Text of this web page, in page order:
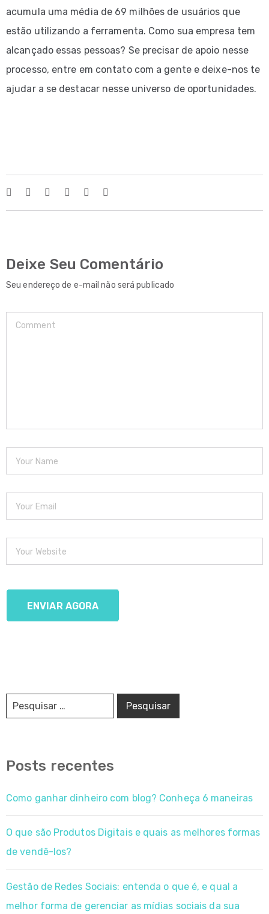
acumula uma média de 69 milhões de usuários que
estão utilizando a ferramenta. Como sua empresa tem
alcançado essas pessoas? Se precisar de apoio nesse
processo, entre em contato com a gente e deixe-nos te
ajudar a se destacar nesse universo de oportunidades.
Deixe Seu Comentário
Seu endereço de e-mail não será publicado
Posts recentes
Como ganhar dinheiro com blog? Conheça 6 maneiras
O que são Produtos Digitais e quais as melhores formas
de vendê-los?
Gestão de Redes Sociais: entenda o que é, e qual a
melhor forma de gerenciar as mídias sociais da sua